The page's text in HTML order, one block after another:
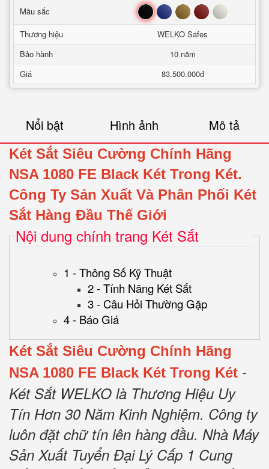
Mầu sắc
Đen Xanh Nâu Đỏ Trắng
Thương hiệu
WELKO Safes
Bảo hành
10 năm
Giá
83.500.000đ
Nổi bật Hình ảnh Mô tả
Két Sắt Siêu Cường Chính Hãng
NSA 1080 FE Black Két Trong Két.
Công Ty Sản Xuất Và Phân Phối Két
Sắt Hàng Đầu Thế Giới
Nội dung chính trang Két Sắt
1 - Thông Số Kỹ Thuật
2 - Tính Năng Két Sắt
3 - Câu Hỏi Thường Gặp
4 - Báo Giá
Két Sắt Siêu Cường Chính Hãng
NSA 1080 FE Black Két Trong Két -
Két Sắt WELKO là Thương Hiệu Uy
Tín Hơn 30 Năm Kinh Nghiệm. Công ty
luôn đặt chữ tín lên hàng đầu. Nhà Máy
Sản Xuất Tuyển Đại Lý Cấp 1 Cung